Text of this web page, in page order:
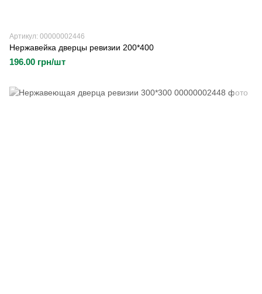
Артикул: 00000002446
Нержавейка дверцы ревизии 200*400
196.00 грн/шт